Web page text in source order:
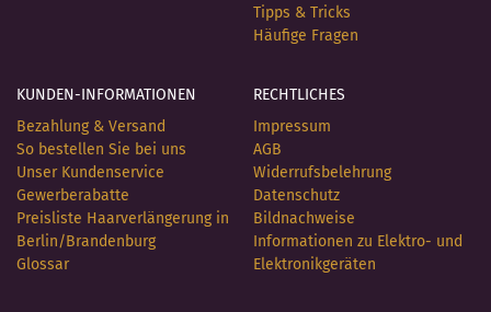
Tipps & Tricks
Häufige Fragen
KUNDEN-INFORMATIONEN
Bezahlung & Versand
So bestellen Sie bei uns
Unser Kundenservice
Gewerberabatte
Preisliste Haarverlängerung in
Berlin/Brandenburg
Glossar
RECHTLICHES
Impressum
AGB
Widerrufsbelehrung
Datenschutz
Bildnachweise
Informationen zu Elektro- und
Elektronikgeräten